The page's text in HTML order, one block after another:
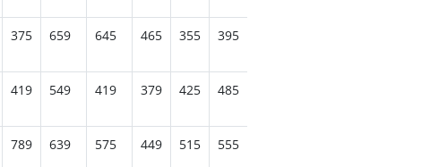
375 659 645 465 355 395
419 549 419 379 425 485
789 639 575 449 515 555